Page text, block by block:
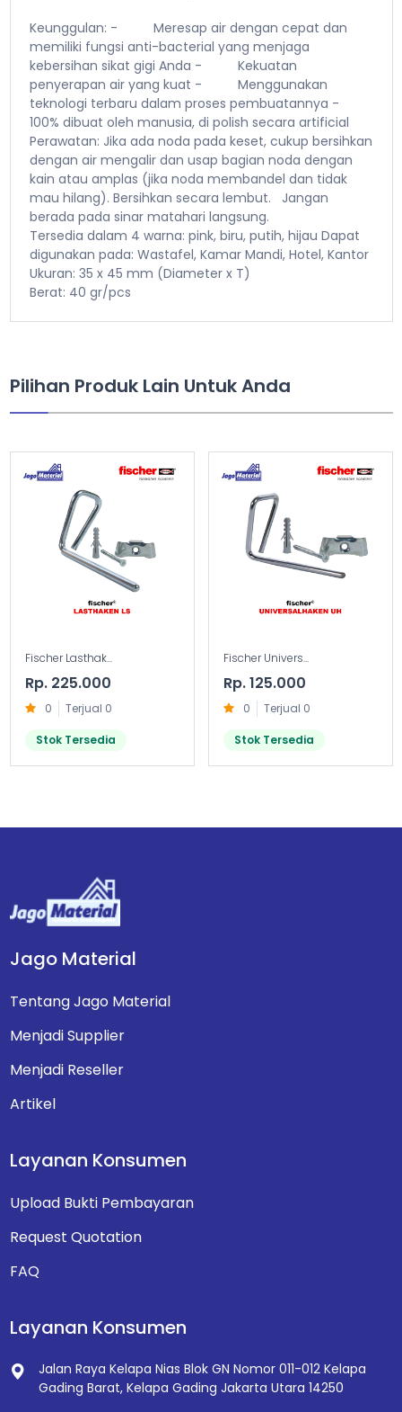
Keunggulan: - Meresap air dengan cepat dan
memiliki fungsi anti-bacterial yang menjaga
kebersihan sikat gigi Anda - Kekuatan
penyerapan air yang kuat - Menggunakan
teknologi terbaru dalam proses pembuatannya -
100% dibuat oleh manusia, di polish secara artificial
Perawatan: Jika ada noda pada keset, cukup bersihkan
dengan air mengalir dan usap bagian noda dengan
kain atau amplas (jika noda membandel dan tidak
mau hilang). Bersihkan secara lembut.
Jangan
berada pada sinar matahari langsung.
Tersedia dalam 4 warna: pink, biru, putih, hijau Dapat
digunakan pada: Wastafel, Kamar Mandi, Hotel, Kantor
Ukuran: 35 x 45 mm (Diameter x T)
Berat: 40 gr/pcs
Pilihan Produk Lain Untuk Anda
Fischer Lasthak...
Rp. 225.000
0 Terjual 0
Stok Tersedia
Fischer Univers...
Rp. 125.000
0 Terjual 0
Stok Tersedia
Jago Material
Tentang Jago Material
Menjadi Supplier
Menjadi Reseller
Artikel
Layanan Konsumen
Upload Bukti Pembayaran
Request Quotation
FAQ
Layanan Konsumen
Jalan Raya Kelapa Nias Blok GN Nomor 011-012Kelapa
Gading Barat, Kelapa Gading Jakarta Utara 14250